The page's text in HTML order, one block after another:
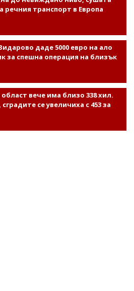
речния транспорт в Европа
даде 5000 евро на ало
за спешна операция на близък
област вече има близо 338 хил.
се увеличиха с 453 за